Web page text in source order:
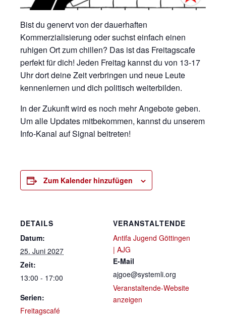
Bist du genervt von der dauerhaften
Kommerzialisierung oder suchst einfach einen
ruhigen Ort zum chillen? Das ist das Freitagscafe
perfekt für dich! Jeden Freitag kannst du von 13-17
Uhr dort deine Zeit verbringen und neue Leute
kennenlernen und dich politisch weiterbilden.
In der Zukunft wird es noch mehr Angebote geben.
Um alle Updates mitbekommen, kannst du unserem
Info-Kanal auf Signal beitreten!
Zum Kalender hinzufügen
DETAILS
Datum:
25. Juni 2027
Zeit:
13:00 - 17:00
Serien:
Freitagscafé
VERANSTALTENDE
Antifa Jugend Göttingen
| AJG
E-Mail
ajgoe@systemli.org
Veranstaltende-Website
anzeigen